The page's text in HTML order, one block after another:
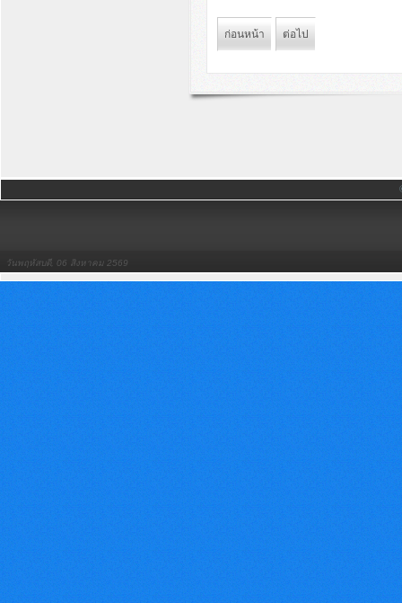
ก่อนหน้า ต่อไป
วันพฤหัสบดี, 06 สิงหาคม 2569